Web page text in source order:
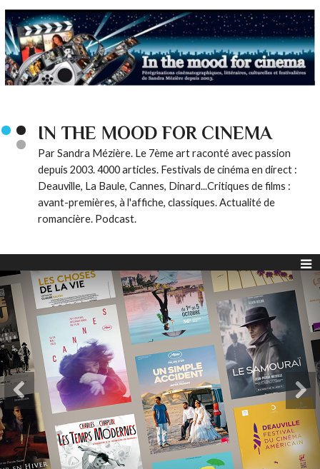
IN THE MOOD FOR CINEMA
Par Sandra Mézière. Le 7ème art raconté avec passion
depuis 2003. 4000 articles. Festivals de cinéma en direct :
Deauville, La Baule, Cannes, Dinard...Critiques de films :
avant-premières, à l'affiche, classiques. Actualité de
romancière. Podcast.